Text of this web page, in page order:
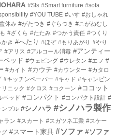
#Sls #Smart furniture #sofa
#YOU TUBE #いす #おしゃれ
休み #がたつき #ぐらつき #こがねむし
#ざくら #たたみ #つかう責任 #つくり
き #へたり #ほぞ #もりあがり #やり
#アリス #アルコール消毒 #アンティー
ベッド #ウェピング #ウレタン #エフ #
#カイト #カウチ #カウンター #カタロ
#キッチンペーパー #キャド #キャンピン
ニック #クロス #コクーン #ココット
ベッド #コンパクト #コンパクト設計 #
ンプル #シノハラ #シノハラ製作
ラン #スカート #スガツネ工業 #スケー
グ #スマート家具 #ソファ #ソファ